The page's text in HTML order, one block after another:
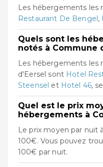
Les hébergements les
Restaurant De Bengel,
Quels sont les
notés à Commune
Les hébergements les
d'Eersel sont Hotel
Steensel et Hotel 46,
Quel est le prix
hébergements à
Le prix moyen par nuit
100€. Vous pouvez
100€ par nuit.